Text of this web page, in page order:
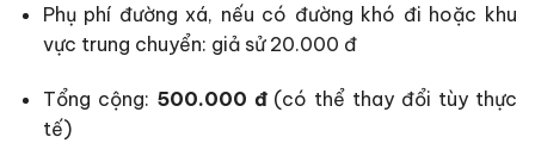
Phụ phí đường xá, nếu có đường khó đi hoặc khu
vực trung chuyển: giả sử 20.000 đ
Tổng cộng: 500.000 đ(có thể thay đổi tùy thực
tế)